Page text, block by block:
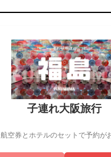
子連れ大阪旅行
航空券とホテルのセットで予約